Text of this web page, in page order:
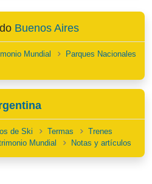
Buenos Aires
Mundial
Parques Nacionales
de Ski Termas
Trenes
Mundial Notas y artículos